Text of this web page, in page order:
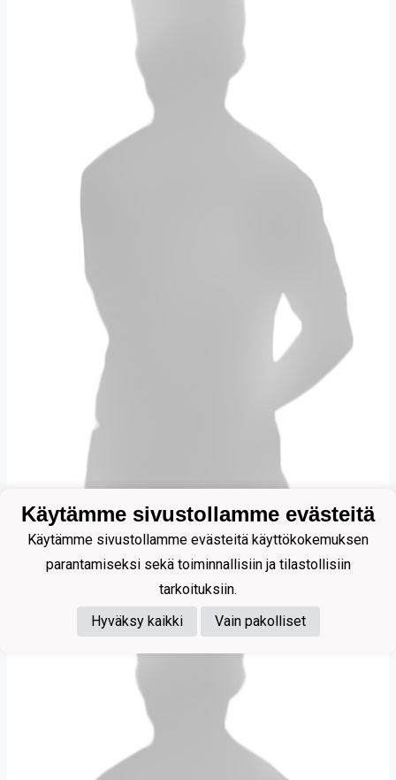
Takkinen Elmo
Käytämme sivustollamme evästeitä
Käytämme sivustollamme evästeitä käyttökokemuksen
parantamiseksi sekä toiminnallisiin ja tilastollisiin
tarkoituksiin.
Hyväksy kaikki
Vain pakolliset